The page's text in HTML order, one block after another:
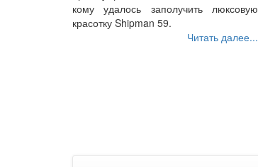
кому удалось заполучить люксовую
красотку Shipman 59.
Читать далее...